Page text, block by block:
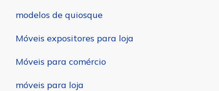
modelos de quiosque
Móveis expositores para loja
Móveis para comércio
móveis para loja